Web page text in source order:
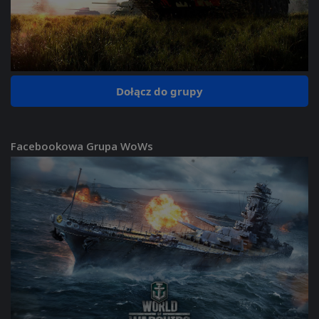
Dołącz do grupy
Facebookowa Grupa WoWs